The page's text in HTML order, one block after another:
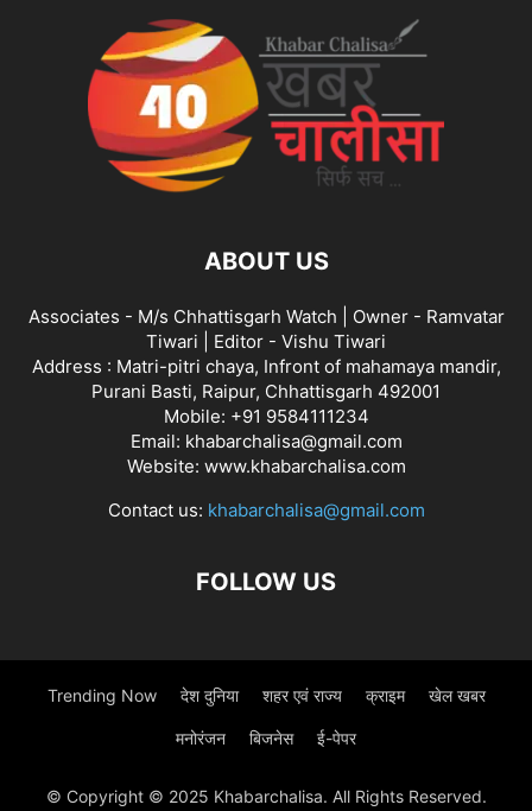
ABOUT US
Associates - M/s Chhattisgarh Watch | Owner - Ramvatar
Tiwari | Editor - Vishu Tiwari
Address : Matri-pitri chaya, Infront of mahamaya mandir,
Purani Basti, Raipur, Chhattisgarh 492001
Mobile: +91 9584111234
Email: khabarchalisa@gmail.com
Website: www.khabarchalisa.com
Contact us: khabarchalisa@gmail.com
FOLLOW US
Trending Now देश दुनिया शहर एवं राज्य क्राइम खेल खबर
मनोरंजन बिजनेस ई-पेपर
© Copyright © 2025 Khabarchalisa. All Rights Reserved.